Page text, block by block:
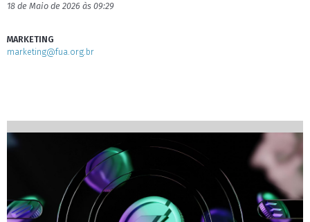
18 de Maio de 2026 às 09:29
MARKETING
marketing@fua.org.br